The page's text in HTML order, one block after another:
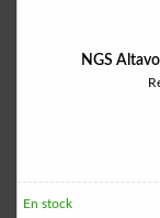
NGS
En stock